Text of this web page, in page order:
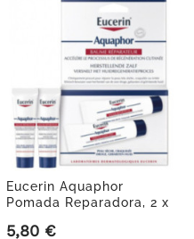
Eucerin Aquaphor
Pomada Reparadora, 2 x
Precio
5,80 €